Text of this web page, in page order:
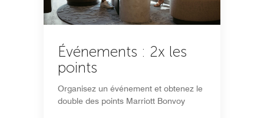
Événements : 2x les
points
Organisez un événement et obtenez le
double des points Marriott Bonvoy